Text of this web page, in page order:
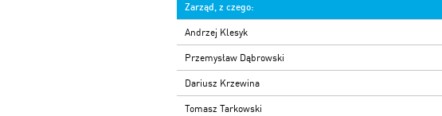
Zarząd, z czego:
Andrzej Klesyk
Przemysław Dąbrowski
Dariusz Krzewina
Tomasz Tarkowski